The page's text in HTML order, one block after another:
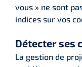
vous » ne sont
indices sur vos
Détecter ses
La gestion de